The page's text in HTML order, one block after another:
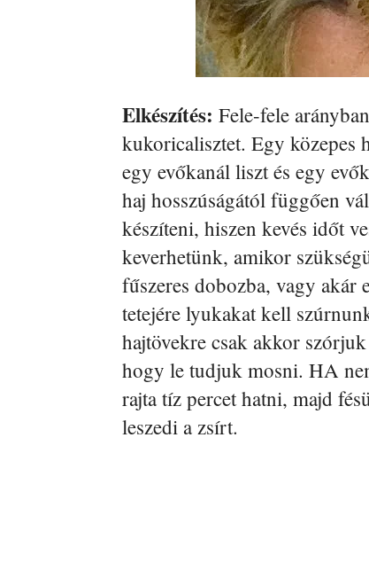
Elkészítés: Fele-fele
kukoricalisztet. Egy közepes
egy evőkanál liszt és egy
haj hosszúságától függően
készíteni, hiszen kevés időt
keverhetünk, amikor
fűszeres dobozba, vagy akár
tetejére lyukakat kell
hajtövekre csak akkor
hogy le tudjuk mosni. HA
rajta tíz percet hatni, majd
leszedi a zsírt.